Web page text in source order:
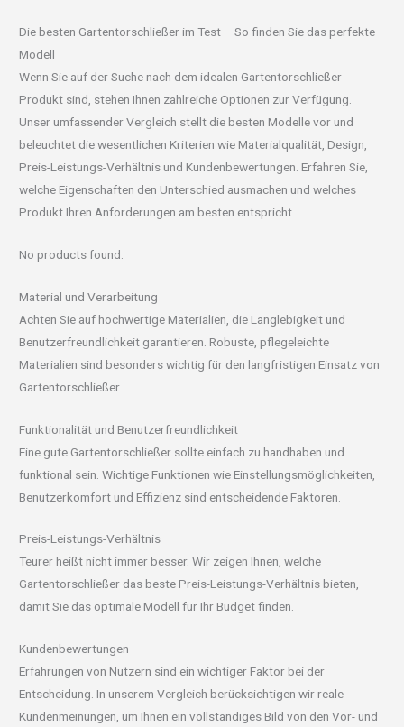
Die besten Gartentorschließer im Test – So finden Sie das perfekte
Modell
Wenn Sie auf der Suche nach dem idealen Gartentorschließer-
Produkt sind, stehen Ihnen zahlreiche Optionen zur Verfügung.
Unser umfassender Vergleich stellt die besten Modelle vor und
beleuchtet die wesentlichen Kriterien wie Materialqualität, Design,
Preis-Leistungs-Verhältnis und Kundenbewertungen. Erfahren Sie,
welche Eigenschaften den Unterschied ausmachen und welches
Produkt Ihren Anforderungen am besten entspricht.
No products found.
Material und Verarbeitung
Achten Sie auf hochwertige Materialien, die Langlebigkeit und
Benutzerfreundlichkeit garantieren. Robuste, pflegeleichte
Materialien sind besonders wichtig für den langfristigen Einsatz von
Gartentorschließer.
Funktionalität und Benutzerfreundlichkeit
Eine gute Gartentorschließer sollte einfach zu handhaben und
funktional sein. Wichtige Funktionen wie Einstellungsmöglichkeiten,
Benutzerkomfort und Effizienz sind entscheidende Faktoren.
Preis-Leistungs-Verhältnis
Teurer heißt nicht immer besser. Wir zeigen Ihnen, welche
Gartentorschließer das beste Preis-Leistungs-Verhältnis bieten,
damit Sie das optimale Modell für Ihr Budget finden.
Kundenbewertungen
Erfahrungen von Nutzern sind ein wichtiger Faktor bei der
Entscheidung. In unserem Vergleich berücksichtigen wir reale
Kundenmeinungen, um Ihnen ein vollständiges Bild von den Vor- und